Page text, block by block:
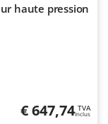
haute pression
€ 647,74 TVA
Inclus